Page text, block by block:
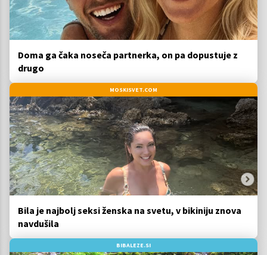
Doma ga čaka noseča partnerka, on pa dopustuje z
drugo
MOSKISVET.COM
Bila je najbolj seksi ženska na svetu, v bikiniju znova
navdušila
BIBALEZE.SI